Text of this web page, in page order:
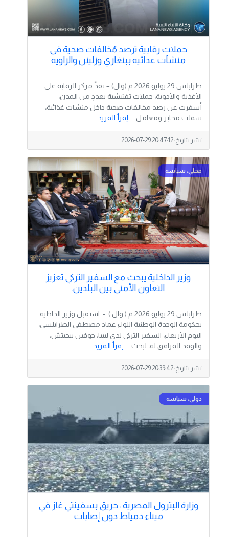
حملات رقابية ترصد مُخالفات صحية في
منشآت غذائية ببنغازي وزليتن والزاوية
طرابلس 29 يوليو 2026 م (وال) – نفذّ مركز الرقابة على
الأغذية والأدوية، حملات تفتيشية بعددٍ من المدن،
أسفرت عن رصد مخالفات صحية داخل منشآت غذائية،
شملت مخابز ومعامل ...
إقرأ المزيد
نشر بتاريخ:2026-07-29 20:47:12
وزير الداخلية يبحث مع السفير التركي تعزيز
التعاون الأمني بين البلدين.
طرابلس 29 يوليو 2026 م ( وال ) - استقبل وزير الداخلية
بحكومة الوحدة الوطنية اللواء عماد مصطفى الطرابلسي،
اليوم الأربعاء، السفير التركي لدى ليبيا، جوفين بيجيتش،
والوفد المرافق له، لبحث ...
إقرأ المزيد
نشر بتاريخ:2026-07-29 20:39:42
وزارة البترول المصرية : حريق بسفينتي غاز في
ميناء دمياط دون إصابات